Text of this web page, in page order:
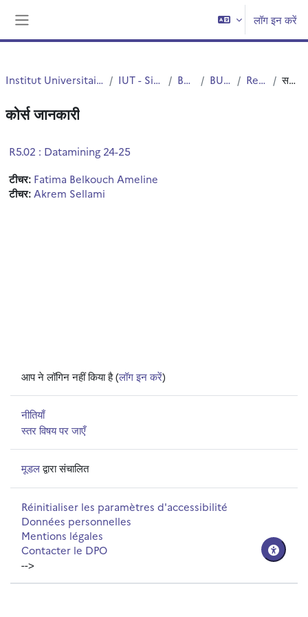
लॉग इन करें
Institut Universitaire de Technologie (IUT) IUT - Site de Roubaix BUT STID BUT 3 STID Ressources सन्क्षिप्त विवरण
कोर्स जानकारी
R5.02 : Datamining 24-25
टीचर: Fatima Belkouch Ameline
टीचर: Akrem Sellami
आप ने लॉगिन नहीं किया है (लॉग इन करें)
नीतियाँ
स्तर विषय पर जाएँ
मूडलद्वारा संचालित
Réinitialiser les paramètres d'accessibilité
Données personnelles
Mentions légales
Contacter le DPO
-->